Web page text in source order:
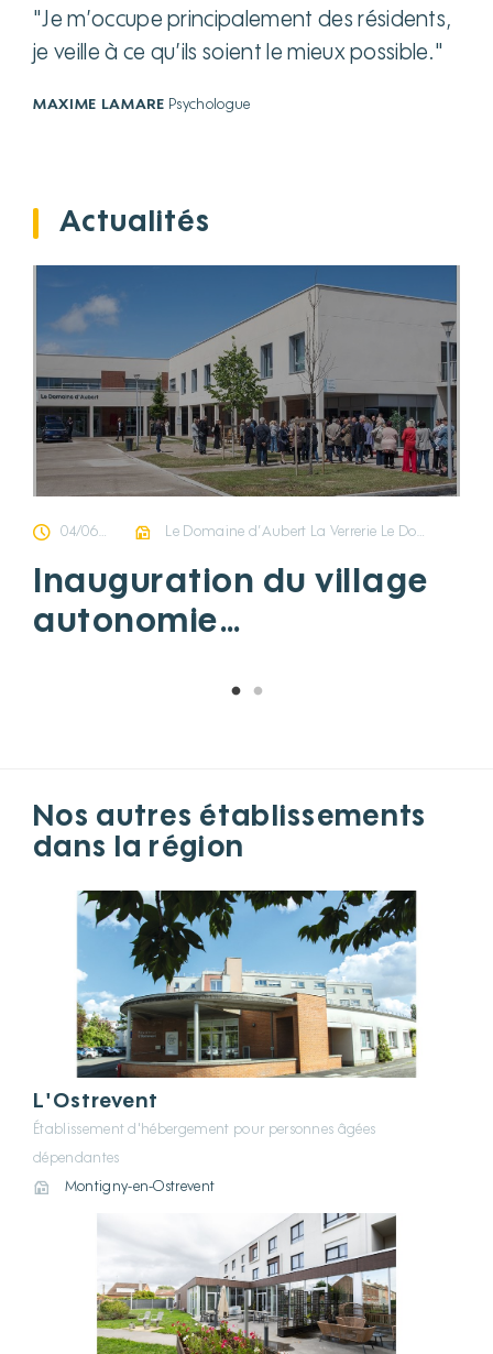
"Je m’occupe principalement des résidents,
je veille à ce qu’ils soient le mieux possible."
MAXIME LAMARE Psychologue
Actualités
04/06/2026 Le Domaine d’Aubert La Verrerie Le Domaine d'Aubert
Inauguration du village
autonomie
Nos autres établissements
dans la région
L'Ostrevent
Établissement d'hébergement pour personnes âgées
dépendantes
Montigny-en-Ostrevent